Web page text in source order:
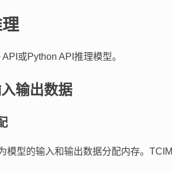
或Python API推理模型。
输出数据
模型的输入和输出数据分配内存。